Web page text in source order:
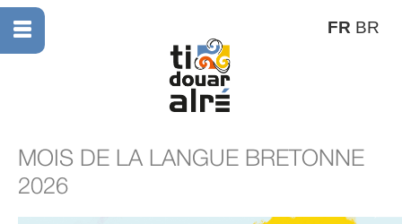
FR BR
MOIS DE LA LANGUE BRETONNE
2026